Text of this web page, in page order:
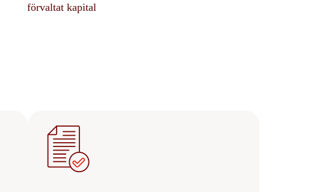
förvaltat kapital